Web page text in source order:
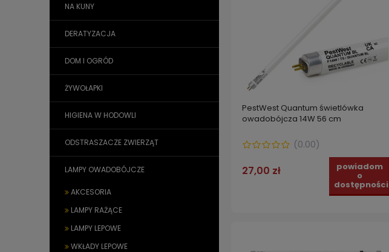
NA KUNY
DERATYZACJA
DOM I OGRÓD
ŻYWOŁAPKI
HIGIENA W HODOWLI
ODSTRASZACZE ZWIERZĄT
LAMPY OWADOBÓJCZE
AKCESORIA
LAMPY RAŻĄCE
LAMPY LEPOWE
WKŁADY LEPOWE
PestWest Quantum świetlówka
owadobójcza 14W 56 cm
(0.00)
27,00 zł powiadom
o
dostępności